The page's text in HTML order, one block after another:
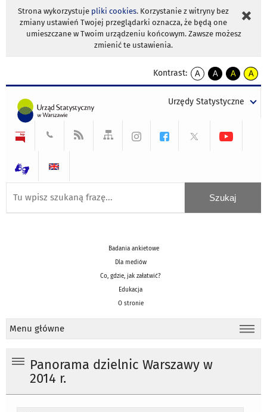
Strona wykorzystuje pliki cookies. Korzystanie z witryny bez
zmiany ustawień Twojej przeglądarki oznacza, że będą one
umieszczane w Twoim urządzeniu końcowym. Zawsze możesz
zmienić te ustawienia.
Kontrast:
A
kontrast
A
kontrast
tekst
czarnym
A
kontrast
tekst
czarnym
A
tekst
żółtym
Urzędy Statystyczne
Badania ankietowe
Dla mediów
Co, gdzie, jak załatwić?
Edukacja
O stronie
Menu główne
Panorama dzielnic Warszawy w
2014 r.